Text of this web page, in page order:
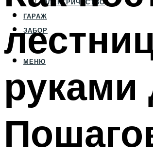
ЭЛЕКТРИЧЕСТВО
ГАРАЖ
ЗАБОР
МЕНЮ
руками